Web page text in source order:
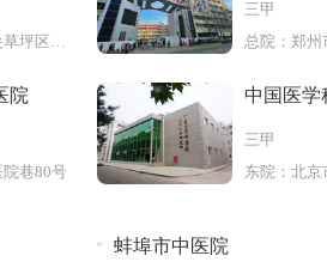
山西省太原市尖草坪区学院路3号
三甲
院
巷80号
中国医学
三甲
蚌埠市中医院